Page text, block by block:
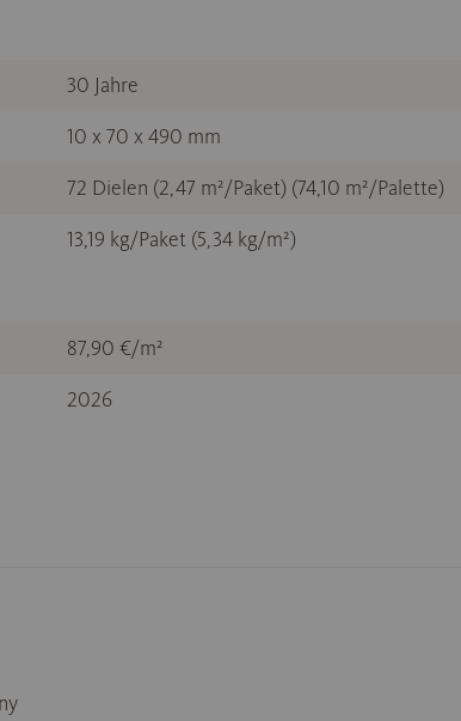
30 Jahre
10 x 70 x 490 mm
72 Dielen (2,47 m²/Paket) (74,10 m²/Palette)
13,19 kg/Paket (5,34 kg/m²)
87,90 €/m²
2026